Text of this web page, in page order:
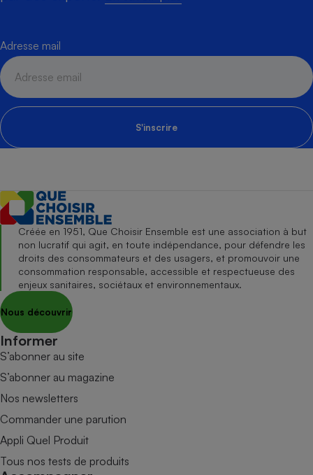
Adresse mail
S'inscrire
Créée en 1951, Que Choisir Ensemble est une association à but
non lucratif qui agit, en toute indépendance, pour défendre les
droits des consommateurs et des usagers, et promouvoir une
consommation responsable, accessible et respectueuse des
enjeux sanitaires, sociétaux et environnementaux.
Nous découvrir
Informer
S’abonner au site
S’abonner au magazine
Nos newsletters
Commander une parution
Appli Quel Produit
Tous nos tests de produits